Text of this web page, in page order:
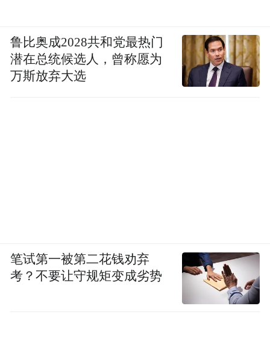
鲁比奥成2028共和党最热门
潜在总统候选人，曾称愿为
万斯放弃大选
笔试第一被第二花钱劝弃
考？不要让守规矩变成劣势